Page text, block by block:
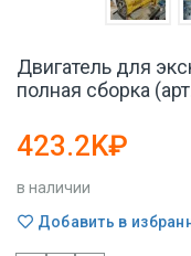
Двигатель для
полная сборка
423.2K₽
в наличии
Добавить в